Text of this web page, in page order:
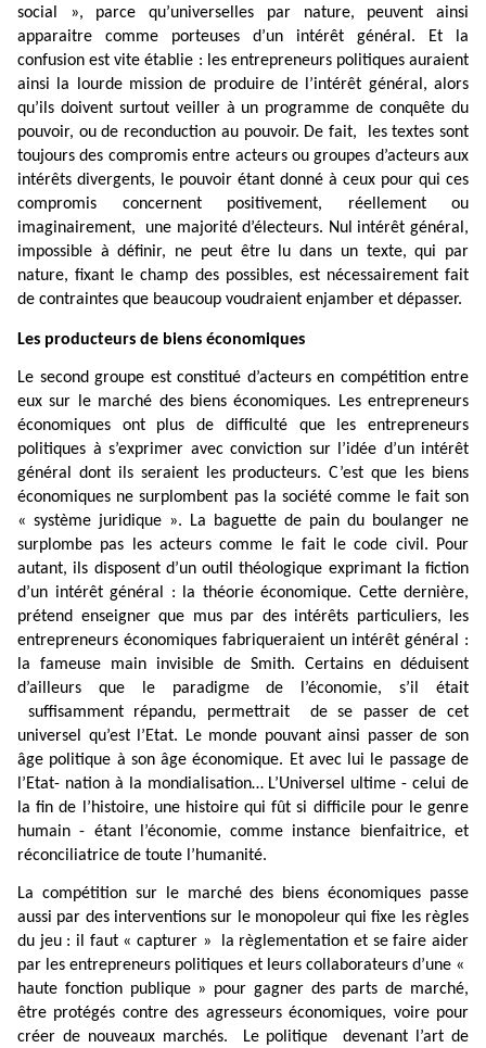
social », parce qu’universelles par nature, peuvent ainsi
apparaitre comme porteuses d’un intérêt général. Et la
confusion est vite établie : les entrepreneurs politiques auraient
ainsi la lourde mission de produire de l’intérêt général, alors
qu’ils doivent surtout veiller à un programme de conquête du
pouvoir, ou de reconduction au pouvoir. De fait,
les textes sont
toujours des compromis entre acteurs ou groupes d’acteurs aux
intérêts divergents, le pouvoir étant donné à ceux pour qui ces
compromis concernent positivement, réellement ou
imaginairement,
une majorité d’électeurs. Nul intérêt général,
impossible à définir, ne peut être lu dans un texte, qui par
nature, fixant le champ des possibles, est nécessairement fait
de contraintes que beaucoup voudraient enjamber et dépasser.
Les producteurs de biens économiques
Le second groupe est constitué d’acteurs en compétition entre
eux sur le marché des biens économiques. Les entrepreneurs
économiques ont plus de difficulté que les entrepreneurs
politiques à s’exprimer avec conviction sur l’idée d’un intérêt
général dont ils seraient les producteurs. C’est que les biens
économiques ne surplombent pas la société comme le fait son
« système juridique ». La baguette de pain du boulanger ne
surplombe pas les acteurs comme le fait le code civil. Pour
autant, ils disposent d’un outil théologique exprimant la fiction
d’un intérêt général : la théorie économique. Cette dernière,
prétend enseigner que mus par des intérêts particuliers, les
entrepreneurs économiques fabriqueraient un intérêt général :
la fameuse main invisible de Smith. Certains en déduisent
d’ailleurs que le paradigme de l’économie, s’il était
suffisamment répandu, permettrait
de se passer de cet
universel qu’est l’Etat. Le monde pouvant ainsi passer de son
âge politique à son âge économique. Et avec lui le passage de
l’Etat- nation à la mondialisation… L’Universel ultime - celui de
la fin de l’histoire, une histoire qui fût si difficile pour le genre
humain - étant l’économie, comme instance bienfaitrice, et
réconciliatrice de toute l’humanité.
La compétition sur le marché des biens économiques passe
aussi par des interventions sur le monopoleur qui fixe les règles
du jeu : il faut « capturer » la règlementation et se faire aider
par les entrepreneurs politiques et leurs collaborateurs d’une «
haute fonction publique » pour gagner des parts de marché,
être protégés contre des agresseurs économiques, voire pour
créer de nouveaux marchés.
Le politique
devenant l’art de